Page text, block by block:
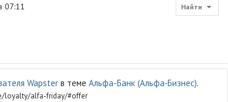
07:11 Найти
Wapster в теме Альфа-Банк (Альфа‑Бизнес).
loyalty/alfa-friday/#offer